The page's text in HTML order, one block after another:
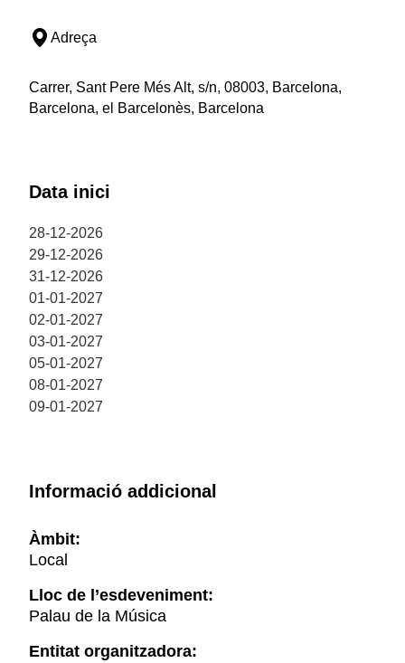
Adreça
Carrer, Sant Pere Més Alt, s/n, 08003, Barcelona,
Barcelona, el Barcelonès, Barcelona
Data inici
28-12-2026
29-12-2026
31-12-2026
01-01-2027
02-01-2027
03-01-2027
05-01-2027
08-01-2027
09-01-2027
Informació addicional
Àmbit:
Local
Lloc de l’esdeveniment:
Palau de la Música
Entitat organitzadora: